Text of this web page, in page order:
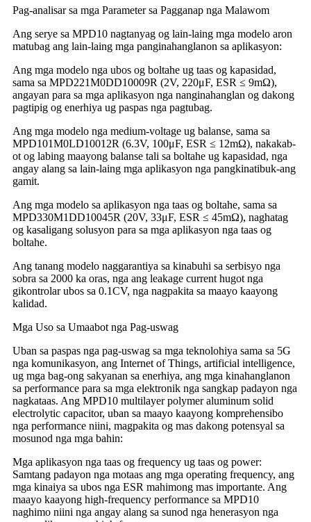
Pag-analisar sa mga Parameter sa Pagganap nga Malawom
Ang serye sa MPD10 nagtanyag og lain-laing mga modelo aron
matubag ang lain-laing mga panginahanglanon sa aplikasyon:
Ang mga modelo nga ubos og boltahe ug taas og kapasidad,
sama sa MPD221M0DD10009R (2V, 220μF, ESR ≤ 9mΩ),
angayan para sa mga aplikasyon nga nanginahanglan og dakong
pagtipig og enerhiya ug paspas nga pagtubag.
Ang mga modelo nga medium-voltage ug balanse, sama sa
MPD101M0LD10012R (6.3V, 100μF, ESR ≤ 12mΩ), nakakab-
ot og labing maayong balanse tali sa boltahe ug kapasidad, nga
angay alang sa lain-laing mga aplikasyon nga pangkinatibuk-ang
gamit.
Ang mga modelo sa aplikasyon nga taas og boltahe, sama sa
MPD330M1DD10045R (20V, 33μF, ESR ≤ 45mΩ), naghatag
og kasaligang solusyon para sa mga aplikasyon nga taas og
boltahe.
Ang tanang modelo naggarantiya sa kinabuhi sa serbisyo nga
sobra sa 2000 ka oras, nga ang leakage current hugot nga
gikontrolar ubos sa 0.1CV, nga nagpakita sa maayo kaayong
kalidad.
Mga Uso sa Umaabot nga Pag-uswag
Uban sa paspas nga pag-uswag sa mga teknolohiya sama sa 5G
nga komunikasyon, ang Internet of Things, artificial intelligence,
ug mga bag-ong sakyanan sa enerhiya, ang mga kinahanglanon
sa performance para sa mga elektronik nga sangkap padayon nga
nagkataas. Ang MPD10 multilayer polymer aluminum solid
electrolytic capacitor, uban sa maayo kaayong komprehensibo
nga performance niini, magpakita og mas dakong potensyal sa
mosunod nga mga bahin:
Mga aplikasyon nga taas og frequency ug taas og power:
Samtang padayon nga motaas ang mga operating frequency, ang
mga kinaiya sa ubos nga ESR mahimong mas importante. Ang
maayo kaayong high-frequency performance sa MPD10
naghimo niini nga angay alang sa sunod nga henerasyon nga